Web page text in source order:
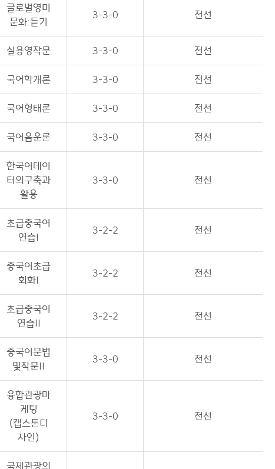
글로벌영미
문화:듣기
3-3-0 전선
실용영작문 3-3-0 전선
국어학개론 3-3-0 전선
국어형태론 3-3-0 전선
국어음운론 3-3-0 전선
한국어데이
터의구축과
활용
3-3-0 전선
초급중국어
연습I
3-2-2 전선
중국어초급
회화I
3-2-2 전선
초급중국어
연습II
3-2-2 전선
중국어문법
및작문II
3-3-0 전선
융합관광마
케팅
(캡스톤디
자인)
3-3-0 전선
국제관광의